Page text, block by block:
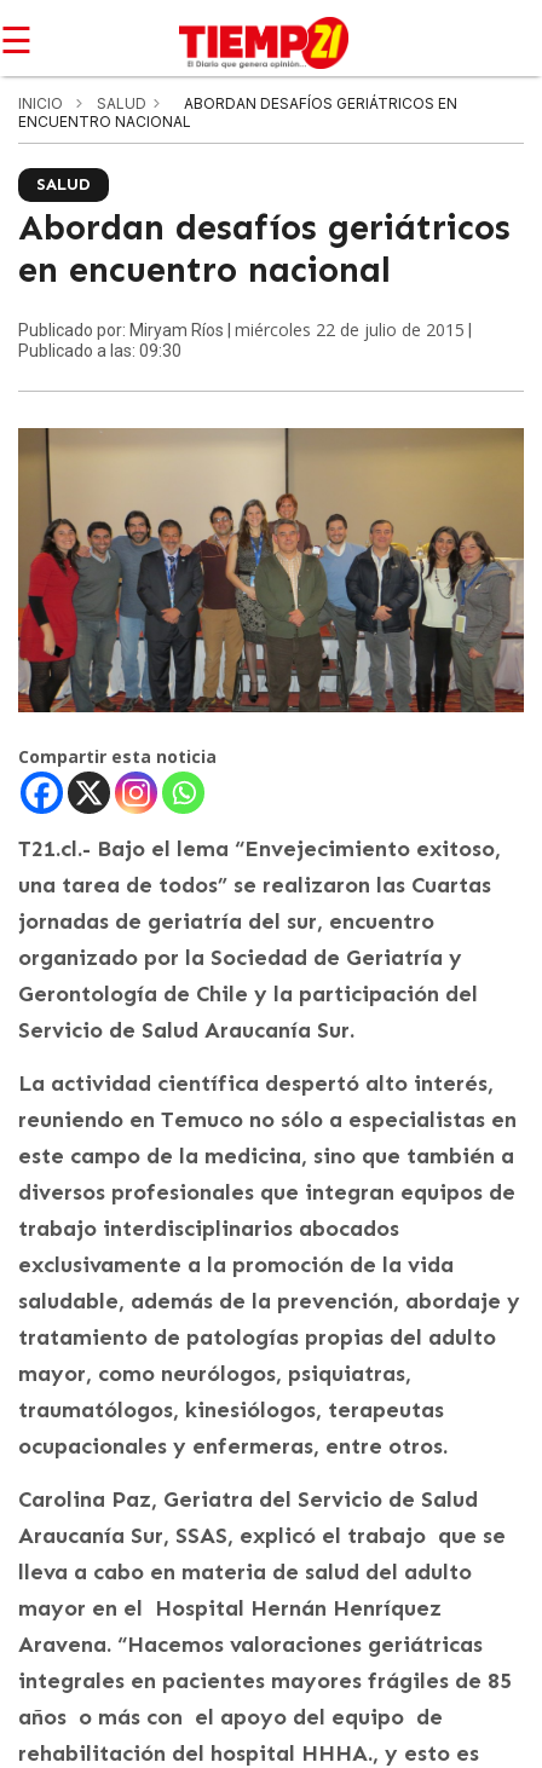
☰
INICIO SALUD
ABORDAN DESAFÍOS GERIÁTRICOS EN
ENCUENTRO NACIONAL
SALUD
Abordan desafíos geriátricos
en encuentro nacional
Publicado por: Miryam Ríos | miércoles 22 de julio de 2015
Publicado a las: 09:30
Compartir esta noticia
T21.cl.- Bajo el lema “Envejecimiento exitoso,
una tarea de todos” se realizaron las Cuartas
jornadas de geriatría del sur, encuentro
organizado por la Sociedad de Geriatría y
Gerontología de Chile y la participación del
Servicio de Salud Araucanía Sur.
La actividad científica despertó alto interés,
reuniendo en Temuco no sólo a especialistas en
este campo de la medicina, sino que también a
diversos profesionales que integran equipos de
trabajo interdisciplinarios abocados
exclusivamente a la promoción de la vida
saludable, además de la prevención, abordaje y
tratamiento de patologías propias del adulto
mayor, como neurólogos, psiquiatras,
traumatólogos, kinesiólogos, terapeutas
ocupacionales y enfermeras, entre otros.
Carolina Paz, Geriatra del Servicio de Salud
Araucanía Sur, SSAS, explicó el trabajo que se
lleva a cabo en materia de salud del adulto
mayor en el Hospital Hernán Henríquez
Aravena. “Hacemos valoraciones geriátricas
integrales en pacientes mayores frágiles de 85
años o más con el apoyo del equipo de
rehabilitación del hospital HHHA., y esto es